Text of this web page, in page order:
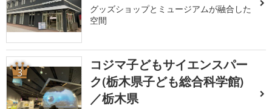
グッズショップとミュージアムが融合した
空間
3
コジマ子どもサイエンスパー
ク(栃木県子ども総合科学館)
／栃木県